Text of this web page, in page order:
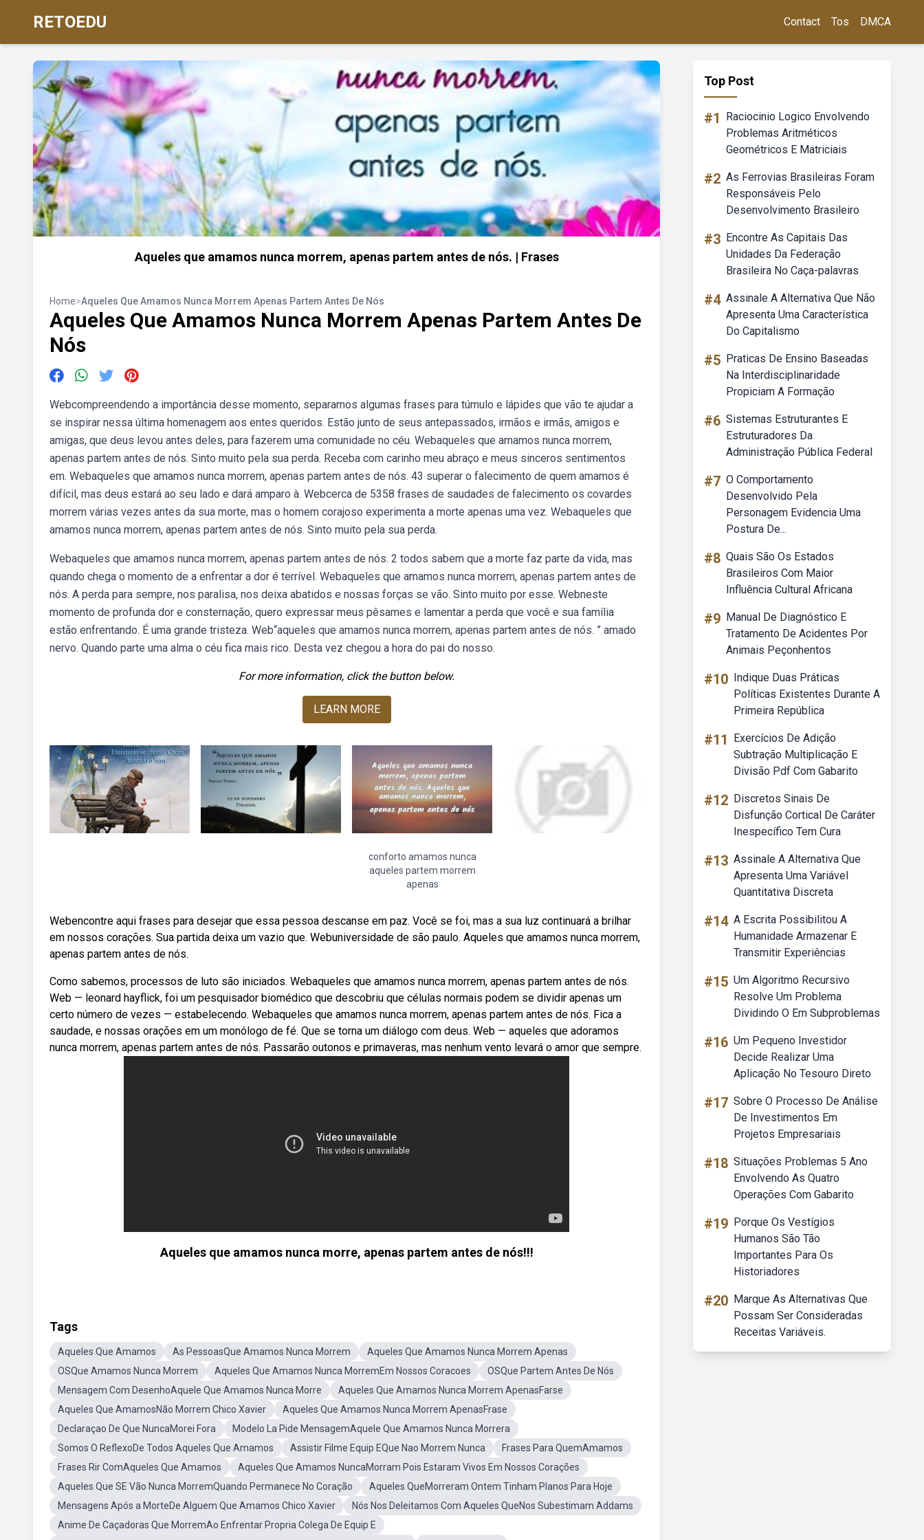
RETOEDU Contact Tos DMCA
Aqueles que amamos nunca morrem, apenas partem antes de nós. | Frases
Home>Aqueles Que Amamos Nunca Morrem Apenas Partem Antes De Nós
Aqueles Que Amamos Nunca Morrem Apenas Partem Antes De
Nós
Webcompreendendo a importância desse momento, separamos algumas frases para túmulo e lápides que vão te ajudar a
se inspirar nessa última homenagem aos entes queridos. Estão junto de seus antepassados, irmãos e irmãs, amigos e
amigas, que deus levou antes deles, para fazerem uma comunidade no céu. Webaqueles que amamos nunca morrem,
apenas partem antes de nós. Sinto muito pela sua perda. Receba com carinho meu abraço e meus sinceros sentimentos
em. Webaqueles que amamos nunca morrem, apenas partem antes de nós. 43 superar o falecimento de quem amamos é
difícil, mas deus estará ao seu lado e dará amparo à. Webcerca de 5358 frases de saudades de falecimento os covardes
morrem várias vezes antes da sua morte, mas o homem corajoso experimenta a morte apenas uma vez. Webaqueles que
amamos nunca morrem, apenas partem antes de nós. Sinto muito pela sua perda.
Webaqueles que amamos nunca morrem, apenas partem antes de nós. 2 todos sabem que a morte faz parte da vida, mas
quando chega o momento de a enfrentar a dor é terrível. Webaqueles que amamos nunca morrem, apenas partem antes de
nós. A perda para sempre, nos paralisa, nos deixa abatidos e nossas forças se vão. Sinto muito por esse. Webneste
momento de profunda dor e consternação, quero expressar meus pêsames e lamentar a perda que você e sua família
estão enfrentando. É uma grande tristeza. Web“aqueles que amamos nunca morrem, apenas partem antes de nós. ” amado
nervo. Quando parte uma alma o céu fica mais rico. Desta vez chegou a hora do pai do nosso.
For more information, click the button below.
LEARN MORE
conforto amamos nunca
aqueles partem morrem
apenas
Webencontre aqui frases para desejar que essa pessoa descanse em paz. Você se foi, mas a sua luz continuará a brilhar
em nossos corações. Sua partida deixa um vazio que. Webuniversidade de são paulo. Aqueles que amamos nunca morrem,
apenas partem antes de nós.
Como sabemos, processos de luto são iniciados. Webaqueles que amamos nunca morrem, apenas partem antes de nós.
Web — leonard hayflick, foi um pesquisador biomédico que descobriu que células normais podem se dividir apenas um
certo número de vezes — estabelecendo. Web⁠aqueles que amamos nunca morrem, apenas partem antes de nós. Fica a
saudade, e nossas orações em um monólogo de fé. Que se torna um diálogo com deus. Web — aqueles que adoramos
nunca morrem, apenas partem antes de nós. Passarão outonos e primaveras, mas nenhum vento levará o amor que sempre.
Aqueles que amamos nunca morre, apenas partem antes de nós!!!
Tags
Aqueles Que Amamos As PessoasQue Amamos Nunca Morrem
Aqueles Que Amamos Nunca Morrem Apenas
OSQue Amamos Nunca Morrem
Aqueles Que Amamos Nunca MorremEm Nossos Coracoes
OSQue Partem Antes De Nós
Mensagem Com DesenhoAquele Que Amamos Nunca Morre
Aqueles Que Amamos Nunca Morrem ApenasFarse
Aqueles Que AmamosNão Morrem Chico Xavier
Aqueles Que Amamos Nunca Morrem ApenasFrase
Declaraçao De Que NuncaMorei Fora
Modelo La Pide MensagemAquele Que Amamos Nunca Morrera
Somos O ReflexoDe Todos Aqueles Que Amamos
Assistir Filme Equip EQue Nao Morrem Nunca
Frases Para QuemAmamos
Frases Rir ComAqueles Que Amamos
Aqueles Que Amamos NuncaMorram Pois Estaram Vivos Em Nossos Corações
Aqueles Que SE Vão Nunca MorremQuando Permanece No Coração
Aqueles QueMorreram Ontem Tinham Planos Para Hoje
Mensagens Após a MorteDe Alguem Que Amamos Chico Xavier
Nós Nos Deleitamos Com Aqueles QueNos Subestimam Addams
Anime De Caçadoras Que MorremAo Enfrentar Propria Colega De Equip E
Top Post
#1
Raciocinio Logico Envolvendo
Problemas Aritméticos
Geométricos E Matriciais
#2 As Ferrovias Brasileiras Foram
Responsáveis Pelo
Desenvolvimento Brasileiro
#3 Encontre As Capitais Das
Unidades Da Federação
Brasileira No Caça-palavras
#4 Assinale A Alternativa Que Não
Apresenta Uma Característica
Do Capitalismo
#5 Praticas De Ensino Baseadas
Na Interdisciplinaridade
Propiciam A Formação
#6 Sistemas Estruturantes E
Estruturadores Da
Administração Pública Federal
#7 O Comportamento
Desenvolvido Pela
Personagem Evidencia Uma
Postura De...
#8 Quais São Os Estados
Brasileiros Com Maior
Influência Cultural Africana
#9 Manual De Diagnóstico E
Tratamento De Acidentes Por
Animais Peçonhentos
#10 Indique Duas Práticas
Políticas Existentes Durante A
Primeira República
#11
Exercícios De Adição
Subtração Multiplicação E
Divisão Pdf Com Gabarito
#12 Discretos Sinais De
Disfunção Cortical De Caráter
Inespecífico Tem Cura
#13 Assinale A Alternativa Que
Apresenta Uma Variável
Quantitativa Discreta
#14 A Escrita Possibilitou A
Humanidade Armazenar E
Transmitir Experiências
#15 Um Algoritmo Recursivo
Resolve Um Problema
Dividindo O Em Subproblemas
#16 Um Pequeno Investidor
Decide Realizar Uma
Aplicação No Tesouro Direto
#17 Sobre O Processo De Análise
De Investimentos Em
Projetos Empresariais
#18 Situações Problemas 5 Ano
Envolvendo As Quatro
Operações Com Gabarito
#19 Porque Os Vestígios
Humanos São Tão
Importantes Para Os
Historiadores
#20 Marque As Alternativas Que
Possam Ser Consideradas
Receitas Variáveis.